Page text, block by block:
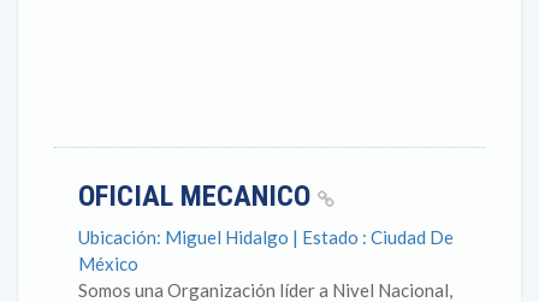
OFICIAL MECANICO
Ubicación: Miguel Hidalgo | Estado : Ciudad De
México
Somos una Organización líder a Nivel Nacional,